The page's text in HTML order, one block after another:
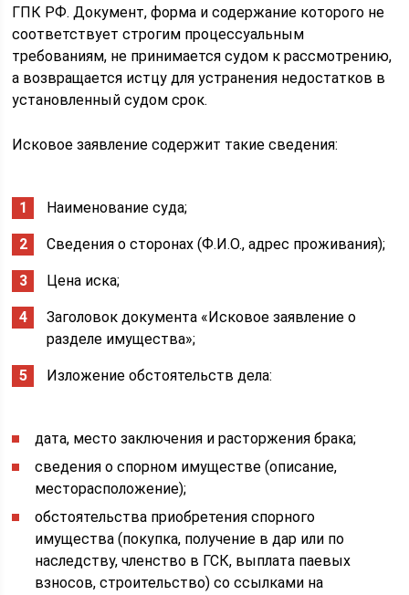
ГПК РФ. Документ, форма и содержание которого не
соответствует строгим процессуальным
требованиям, не принимается судом к рассмотрению,
а возвращается истцу для устранения недостатков в
установленный судом срок.
Исковое заявление содержит такие сведения:
Наименование суда;
Сведения о сторонах (Ф.И.О., адрес проживания);
Цена иска;
Заголовок документа «Исковое заявление о
разделе имущества»;
Изложение обстоятельств дела:
дата, место заключения и расторжения брака;
сведения о спорном имуществе (описание,
месторасположение);
обстоятельства приобретения спорного
имущества (покупка, получение в дар или по
наследству, членство в ГСК, выплата паевых
взносов, строительство) со ссылками на